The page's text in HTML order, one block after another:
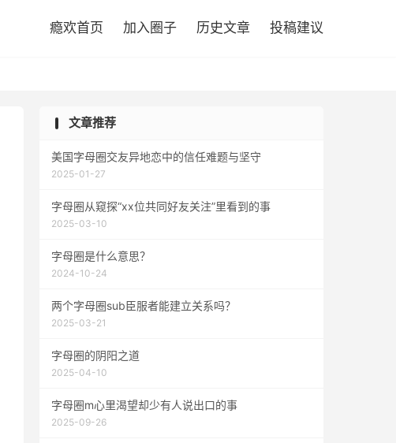
瘾欢首页 加入圈子 历史文章 投稿建议
文章推荐
美国字母圈交友异地恋中的信任难题与坚守
2025-01-27
字母圈从窥探“xx位共同好友关注”里看到的事
2025-03-10
字母圈是什么意思？
2024-10-24
两个字母圈sub臣服者能建立关系吗？
2025-03-21
字母圈的阴阳之道
2025-04-10
字母圈m心里渴望却少有人说出口的事
2025-09-26